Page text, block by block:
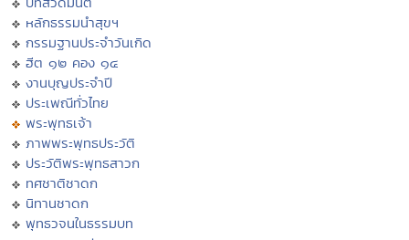
หลักธรรมนำสุขฯ
กรรมฐานประจำวันเกิด
ฮีต ๑๒ คอง ๑๔
งานบุญประจำปี
ประเพณีทั่วไทย
พระพุทธเจ้า
ภาพพระพุทธประวัติ
ประวัติพระพุทธสาวก
ทศชาติชาดก
นิทานชาดก
พุทธวจนในธรรมบท